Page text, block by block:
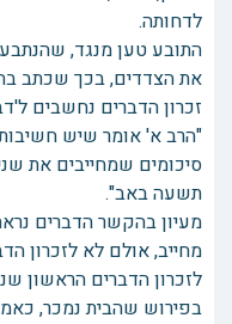
לדחותה.
התובע טען מנגד,
זכרון הדברים נחשבים
"הרב א' אומר שיש
סיכומים שמחייבים את
תשעה באב".
מעיון בהקשר הדברים
מחייב, אולם לא לזכרון
לזכרון הדברים הראשון
בפירוש שהבית נמכר,